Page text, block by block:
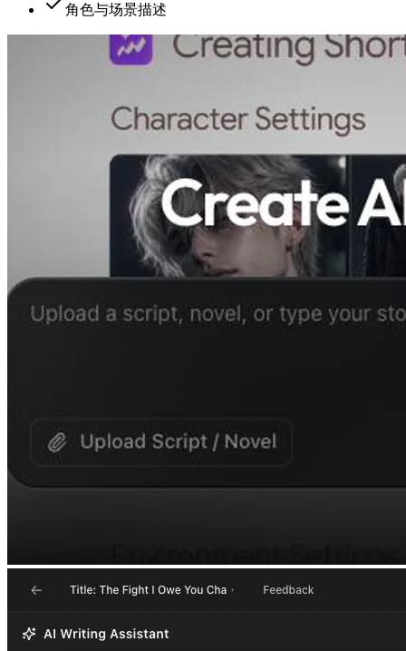
角色与场景描述